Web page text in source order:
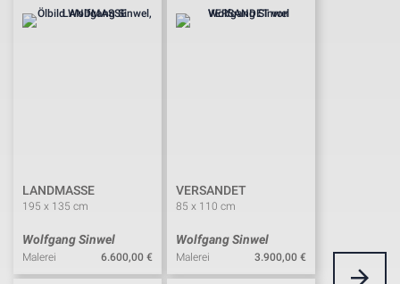
LANDMASSE
195 x 135 cm
Wolfgang Sinwel
6.600,00 €
Malerei
VERSANDET
85 x 110 cm
Wolfgang Sinwel
3.900,00 €
Malerei